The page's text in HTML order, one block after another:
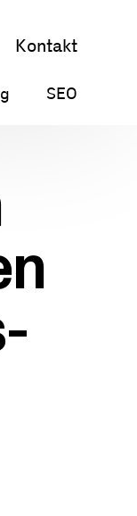
Kontakt
SEO